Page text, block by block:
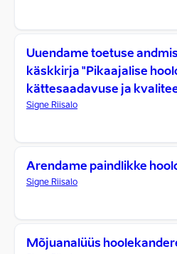
Uuendame toetuse
käskkirja "Pikaajalise
kättesaadavuse ja
Signe Riisalo
Arendame paindlikke
Signe Riisalo
Mõjuanalüüs